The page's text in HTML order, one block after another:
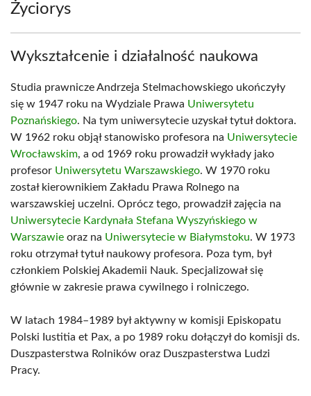
Życiorys
Wykształcenie i działalność naukowa
Studia prawnicze Andrzeja Stelmachowskiego ukończyły
się w 1947 roku na Wydziale Prawa Uniwersytetu
Poznańskiego. Na tym uniwersytecie uzyskał tytuł doktora.
W 1962 roku objął stanowisko profesora na Uniwersytecie
Wrocławskim, a od 1969 roku prowadził wykłady jako
profesor Uniwersytetu Warszawskiego. W 1970 roku
został kierownikiem Zakładu Prawa Rolnego na
warszawskiej uczelni. Oprócz tego, prowadził zajęcia na
Uniwersytecie Kardynała Stefana Wyszyńskiego w
Warszawie oraz na Uniwersytecie w Białymstoku. W 1973
roku otrzymał tytuł naukowy profesora. Poza tym, był
członkiem Polskiej Akademii Nauk. Specjalizował się
głównie w zakresie prawa cywilnego i rolniczego.
W latach 1984–1989 był aktywny w komisji Episkopatu
Polski Iustitia et Pax, a po 1989 roku dołączył do komisji ds.
Duszpasterstwa Rolników oraz Duszpasterstwa Ludzi
Pracy.